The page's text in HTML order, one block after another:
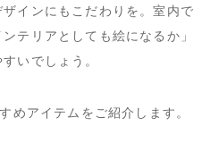
インにもこだわりを。室内で
テリアとしても絵になるか」
いでしょう。
めアイテムをご紹介します。